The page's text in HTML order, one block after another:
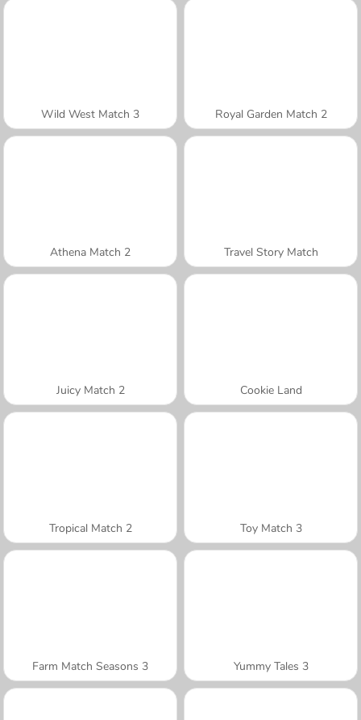
Wild West Match 3 Royal Garden Match 2
Athena Match 2 Travel Story Match
Juicy Match 2 Cookie Land
Tropical Match 2 Toy Match 3
Farm Match Seasons 3 Yummy Tales 3